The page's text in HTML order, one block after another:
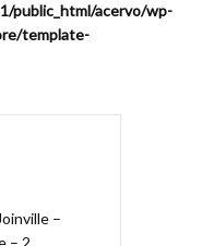
public_html/acervo/wp-
template-
–
– 2